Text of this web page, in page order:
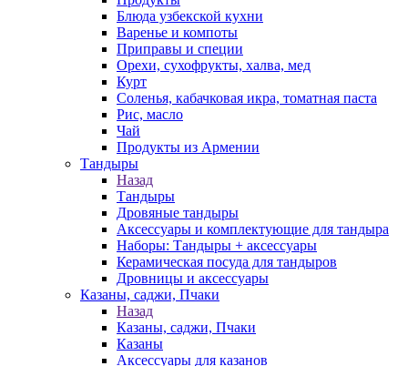
Блюда узбекской кухни
Варенье и компоты
Приправы и специи
Орехи, сухофрукты, халва, мед
Курт
Соленья, кабачковая икра, томатная паста
Рис, масло
Чай
Продукты из Армении
Тандыры
Назад
Тандыры
Дровяные тандыры
Аксессуары и комплектующие для тандыра
Наборы: Тандыры + аксессуары
Керамическая посуда для тандыров
Дровницы и аксессуары
Казаны, саджи, Пчаки
Назад
Казаны, саджи, Пчаки
Казаны
Аксессуары для казанов